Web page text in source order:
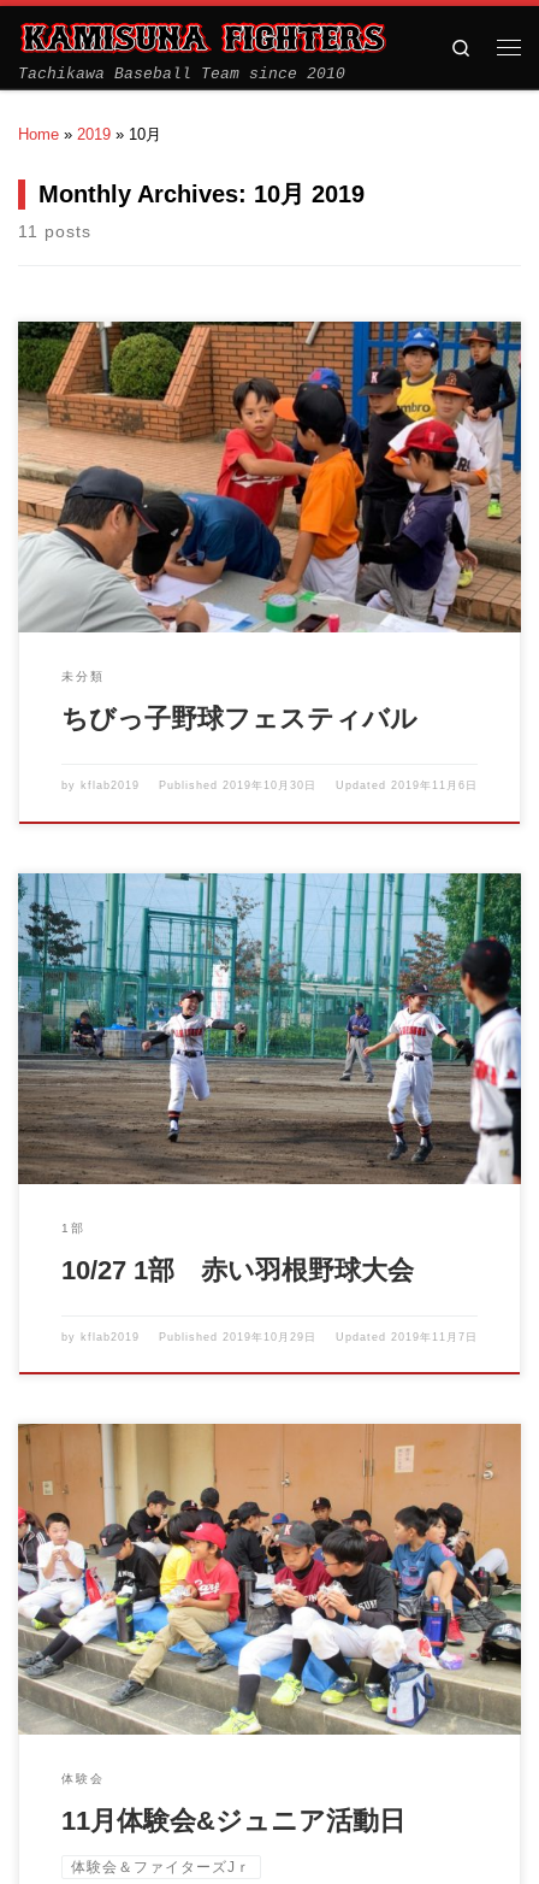
Tachikawa Baseball Team since 2010
Search
Home » 2019 » 10月
Monthly Archives: 10月 2019
11 posts
10/27(日)ちびっ子野球フェスティバル ５つの種目を回ってスタン
プを集めよう […]
未分類
ちびっ子野球フェスティバル
by kflab2019 Published2019年10月30日 Updated2019年11月6日
2019年10月27日 赤い羽根少年野球大会 開会式 午後 VSブルーフ
ァイター […]
1部
10/27 1部 赤い羽根野球大会
by kflab2019 Published2019年10月29日 Updated2019年11月7日
１１月体験会＆ファイターズジュニア活動日 ※11月10日のリサイ
クルは延期になり […]
体験会
11月体験会&ジュニア活動日
体験会＆ファイターズJｒ